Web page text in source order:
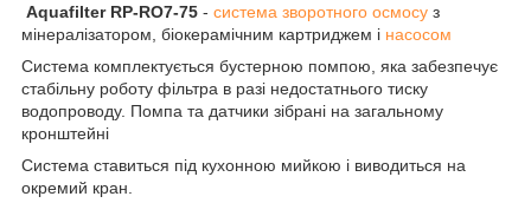
Aquafilter RP-RO7-75 - система зворотного осмосу з
мінералізатором, біокерамічним картриджем і насосом
Система комплектується бустерною помпою, яка забезпечує
стабільну роботу фільтра в разі недостатнього тиску
водопроводу. Помпа та датчики зібрані на загальному
кронштейні
Система ставиться під кухонною мийкою і виводиться на
окремий кран.